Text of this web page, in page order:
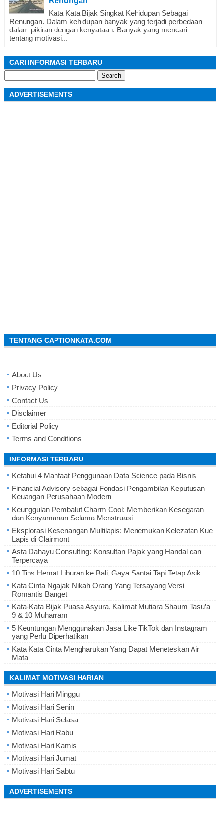
Kata Kata Bijak Singkat Kehidupan Sebagai
Renungan. Dalam kehidupan banyak yang terjadi perbedaan
dalam pikiran dengan kenyataan. Banyak yang mencari
tentang motivasi...
CARI INFORMASI TERBARU
for:
ADVERTISEMENTS
TENTANG CAPTIONKATA.COM
About Us
Privacy Policy
Contact Us
Disclaimer
Editorial Policy
Terms and Conditions
INFORMASI TERBARU
Ketahui 4 Manfaat Penggunaan Data Science pada Bisnis
Financial Advisory sebagai Fondasi Pengambilan Keputusan
Keuangan Perusahaan Modern
Keunggulan Pembalut Charm Cool: Memberikan Kesegaran
dan Kenyamanan Selama Menstruasi
Eksplorasi Kesenangan Multilapis: Menemukan Kelezatan Kue
Lapis di Clairmont
Asta Dahayu Consulting: Konsultan Pajak yang Handal dan
Terpercaya
10 Tips Hemat Liburan ke Bali, Gaya Santai Tapi Tetap Asik
Kata Cinta Ngajak Nikah Orang Yang Tersayang Versi
Romantis Banget
Kata-Kata Bijak Puasa Asyura, Kalimat Mutiara Shaum Tasu’a
9 & 10 Muharram
5 Keuntungan Menggunakan Jasa Like TikTok dan Instagram
yang Perlu Diperhatikan
Kata Kata Cinta Mengharukan Yang Dapat Meneteskan Air
Mata
KALIMAT MOTIVASI HARIAN
Motivasi Hari Minggu
Motivasi Hari Senin
Motivasi Hari Selasa
Motivasi Hari Rabu
Motivasi Hari Kamis
Motivasi Hari Jumat
Motivasi Hari Sabtu
ADVERTISEMENTS